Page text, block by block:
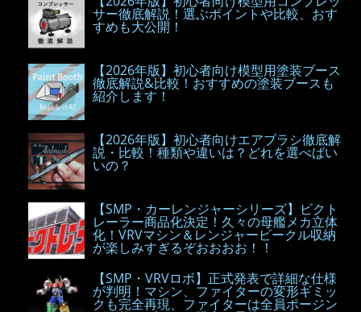
サー徹底解説！選ぶポイントや比較、おす
すめも大公開！
【2026年版】初心者向け模型用塗装ブース
徹底解説&比較！おすすめの塗装ブースも
紹介します！
【2026年版】初心者向けエアブラシ徹底解
説・比較！種類や違いは？どれを選べばい
いの？
【SMP・カーレンジャーシリーズ】ビクト
レーラー商品化決定！久々の母艦メカ立体
化！VRVマシン＆レンジャービークル収納
が楽しみすぎるぞおおおお！！
【SMP・VRVロボ】正式発表で詳細な仕様
が判明！マシン、ファイターの変形ギミッ
クも完全再現、ファイターは全員ポージン